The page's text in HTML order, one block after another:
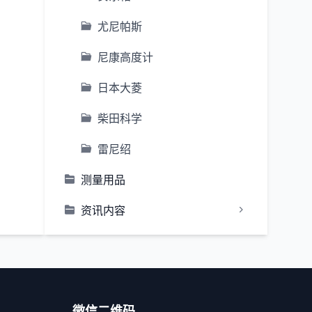
尤尼帕斯
尼康高度计
日本大菱
柴田科学
雷尼绍
测量用品
资讯内容